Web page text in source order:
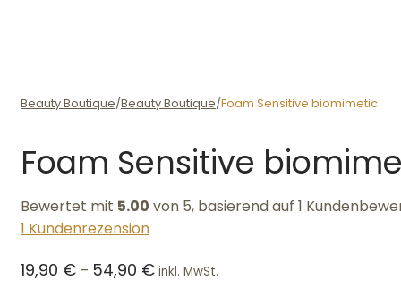
Beauty Boutique/Beauty Boutique/Foam Sensitive biomimetic
Foam Sensitive
Bewertet mit 5.00 von 5, basierend auf 1
1 Kundenrezension
19,90 € – 54,90 € inkl. MwSt.